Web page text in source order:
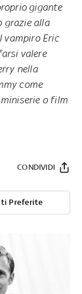
gigante
grazie alla
vampiro Eric
valere
nella
come
o film
Preferite
CONDIVIDI